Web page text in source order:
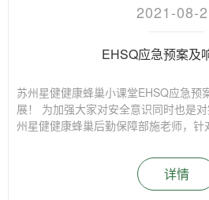
健康复医院与姑苏区平江街道观前社区
约，共驻共建聚合力，多方携手打造健
社区治理，为社区居民的健康保驾护航
义诊服务，问诊零距离苏州星健康复医
积极投身社会公益，通过与各街道把
众的获得感和幸福感。给群众带来一份
暖。 苏锦二社区医养大讲堂活动 苏锦
件三：联合姑苏残联开展“我为群众办
2021-08-
EHSQ应急预案及
苏州星健健康蜂巢小课堂EHSQ应急预
展！ 为加强大家对安全意识同时也是
州星健健康蜂巢后勤保障部施老师，
与管理以及重点预案应急响应简述三个
急预案的各方面。 首先施老师以视频
及响应的重要性，同时从隐患排查（划
详情